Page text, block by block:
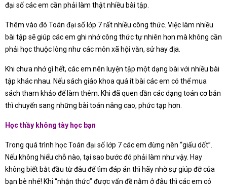
đại số các em cần phải làm thật nhiều bài tập.
Thêm vào đó Toán đại số lớp 7 rất nhiều công thức. Việc làm nhiều
bài tập sẽ giúp các em ghi nhớ công thức tự nhiên hơn mà không cần
phải học thuộc lòng như các môn xã hội văn, sử hay địa.
Khi chưa nhớ gì hết, các em nên luyện tập một dạng bài với nhiều bài
tập khác nhau. Nếu sách giáo khoa quá ít bài các em có thể mua
sách tham khảo để làm thêm. Khi đã quen dần các dạng toán cơ bản
thì chuyển sang những bài toán nâng cao, phức tạp hơn.
Học thầy không tày học bạn
Trong quá trình học Toán đại số lớp 7 các em đừng nên “giấu dốt”.
Nếu không hiểu chỗ nào, tại sao bước đó phải làm như vậy. Hay
không biết bắt đầu từ đâu để tìm đáp án thì hãy nhờ sự giúp đỡ của
bạn bè nhé! Khi “nhận thức” được vấn đề nằm ở đâu thì các em có